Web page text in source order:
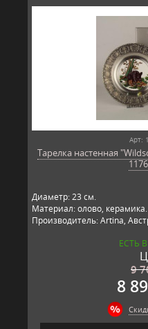
Арт:
Тарелка настенная
Диаметр: 23 см.
Материал: олово, керамика.
Производитель: Artina,
ЕСТЬ
9
8